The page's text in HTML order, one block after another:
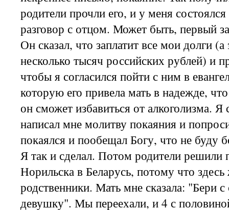
родители прочли его, и у меня
разговор с отцом. Может быть, первый
Он сказал, что заплатит все мои долги
несколько тысяч российских рублей) и
чтобы я согласился пойти с ним в
которую его привела мать в надежде,
он сможет избавиться от алкоголизма. Я
написал мне молитву покаяния и
покаялся и пообещал Богу, что не буду
Я так и сделал. Потом родители решили
Норильска в Беларусь, потому что
родственники. Мать мне сказала: "Бери
девушку". Мы переехали, и 4 с